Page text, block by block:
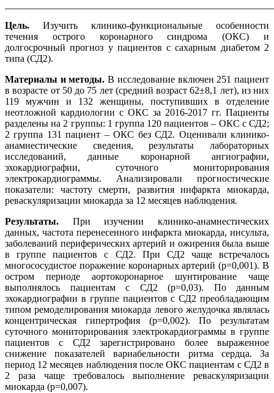
Цель. Изучить клинико-функциональные особенности
течения острого коронарного синдрома (ОКС) и
долгосрочный прогноз у пациентов с сахарным диабетом 2
типа (СД2).
Материалы и методы. В исследование включен 251 пациент
в возрасте от 50 до 75 лет (средний возраст 62±8,1 лет), из них
119 мужчин и 132 женщины, поступивших в отделение
неотложной кардиологии с ОКС за 2016-2017 гг. Пациенты
разделены на 2 группы: 1 группа 120 пациентов – ОКС с СД2;
2 группа 131 пациент – ОКС без СД2. Оценивали клинико-
анамнестические сведения, результаты лабораторных
исследований, данные коронарной ангиографии,
эхокардиографии, суточного мониторирования
электрокардиограммы. Анализировали прогностические
показатели: частоту смерти, развития инфаркта миокарда,
реваскуляризации миокарда за 12 месяцев наблюдения.
Результаты. При изучении клинико-анамнестических
данных, частота перенесенного инфаркта миокарда, инсульта,
заболеваний периферических артерий и ожирения была выше
в группе пациентов с СД2. При СД2 чаще встречалось
многососудистое поражение коронарных артерий (р=0,001). В
остром периоде аортокоронарное шунтирование чаще
выполнялось пациентам с СД2 (р=0,03). По данным
эхокардиографии в группе пациентов с СД2 преобладающим
типом ремоделирования миокарда левого желудочка являлась
концентрическая гипертрофия (р=0,002). По результатам
суточного мониторирования электрокардиограммы в группе
пациентов с СД2 зарегистрировано более выраженное
снижение показателей вариабельности ритма сердца. За
период 12 месяцев наблюдения после ОКС пациентам с СД2 в
2 раза чаще требовалось выполнение реваскуляризации
миокарда (р=0,007).